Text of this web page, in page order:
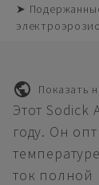
➤
Показать
Этот Sodick
году. Он
ток полной